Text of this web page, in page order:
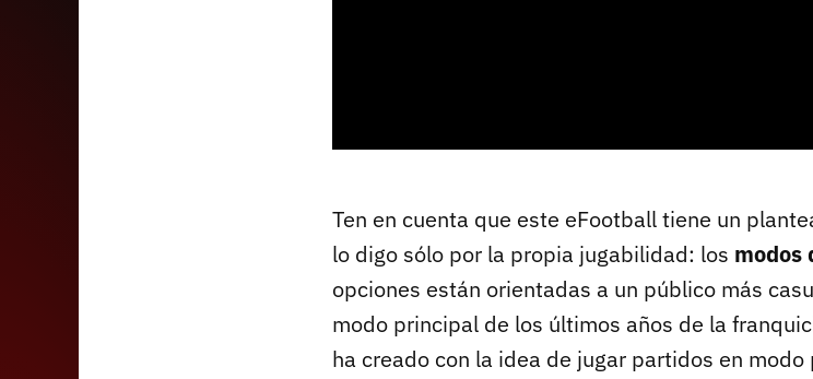
Ten en cuenta que este eFootball tiene un
lo digo sólo por la propia jugabilidad: los modos
opciones están orientadas a un público más
modo principal de los últimos años de la
ha creado con la idea de jugar partidos en